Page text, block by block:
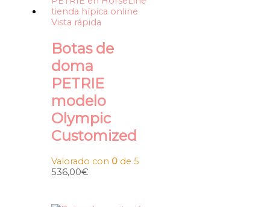
Vista rápida
Botas de
doma
PETRIE
modelo
Olympic
Customized
Valorado con 0 de 5
536,00€